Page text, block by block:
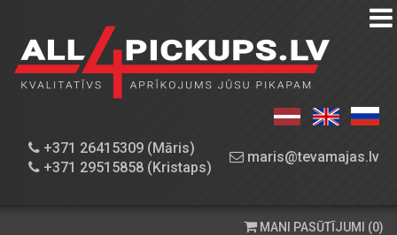
+371 26415309 (Māris)
+371 29515858 (Kristaps)
maris@tevamajas.lv
PREČU
KATALOGS
MANI PASŪTĪJUMI (0)